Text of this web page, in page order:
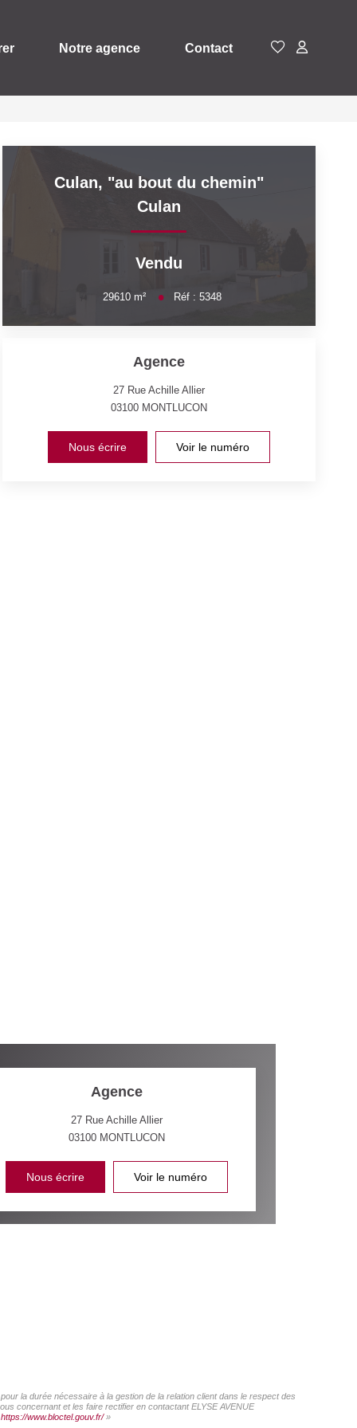
Notre agence Contact
Culan, "au bout du chemin"
Culan
Vendu
29610 m² Réf : 5348
Agence
27 Rue Achille Allier
03100 MONTLUCON
Nous écrire Voir le numéro
Agence
27 Rue Achille Allier
03100 MONTLUCON
Nous écrire Voir le numéro
la durée nécessaire à la gestion de la relation client dans le respect des
concernant et les faire rectifier en contactant ELYSE AVENUE
https://www.bloctel.gouv.fr/»